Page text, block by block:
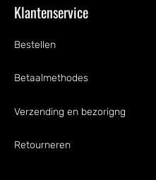
Klantenservice
Bestellen
Betaalmethodes
Verzending en bezorigng
Retourneren